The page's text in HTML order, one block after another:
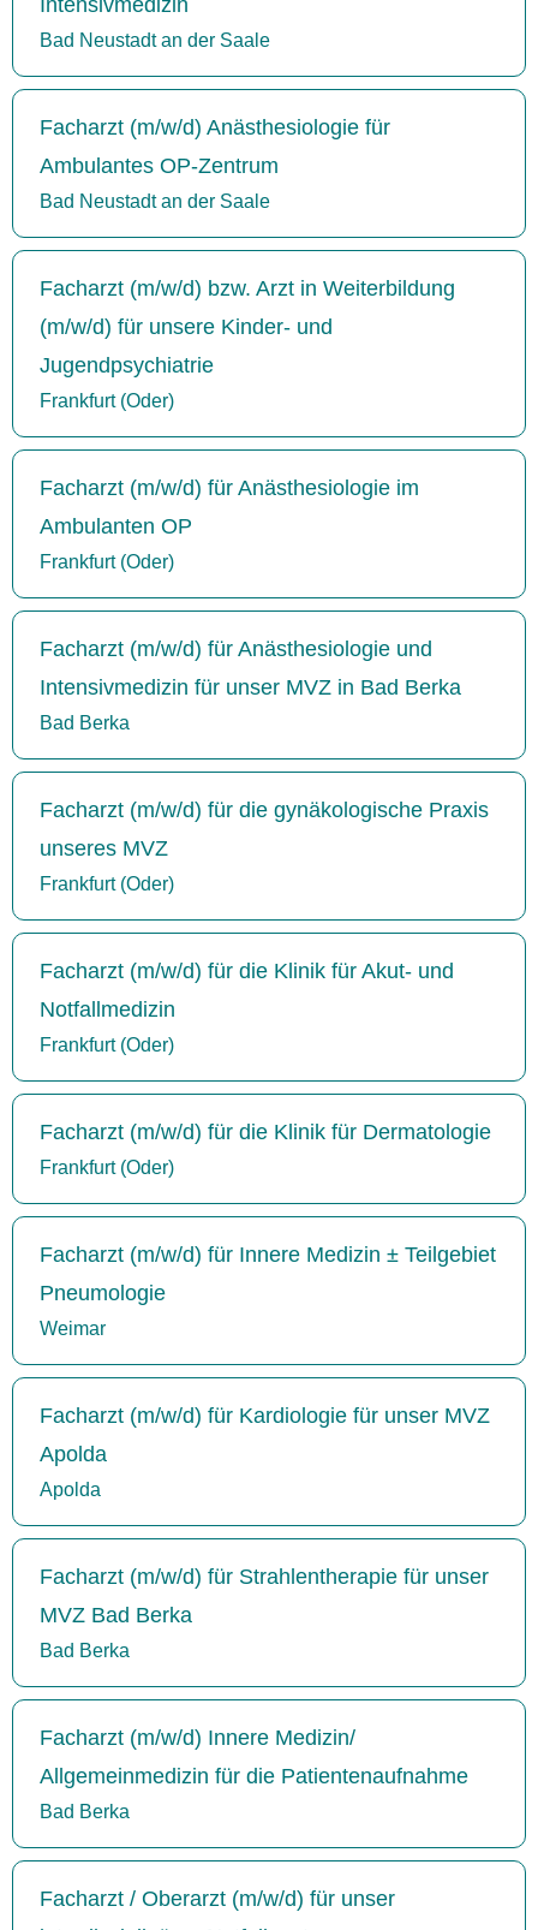
Bad Neustadt an der Saale
Facharzt (m/w/d) Anästhesiologie für
Ambulantes OP-Zentrum
Bad Neustadt an der Saale
Facharzt (m/w/d) bzw. Arzt in Weiterbildung
(m/w/d) für unsere Kinder- und
Jugendpsychiatrie
Frankfurt (Oder)
Facharzt (m/w/d) für Anästhesiologie im
Ambulanten OP
Frankfurt (Oder)
Facharzt (m/w/d) für Anästhesiologie und
Intensivmedizin für unser MVZ in Bad Berka
Bad Berka
Facharzt (m/w/d) für die gynäkologische Praxis
unseres MVZ
Frankfurt (Oder)
Facharzt (m/w/d) für die Klinik für Akut- und
Notfallmedizin
Frankfurt (Oder)
Facharzt (m/w/d) für die Klinik für Dermatologie
Frankfurt (Oder)
Facharzt (m/w/d) für Innere Medizin ± Teilgebiet
Pneumologie
Weimar
Facharzt (m/w/d) für Kardiologie für unser MVZ
Apolda
Apolda
Facharzt (m/w/d) für Strahlentherapie für unser
MVZ Bad Berka
Bad Berka
Facharzt (m/w/d) Innere Medizin/
Allgemeinmedizin für die Patientenaufnahme
Bad Berka
Facharzt / Oberarzt (m/w/d) für unser